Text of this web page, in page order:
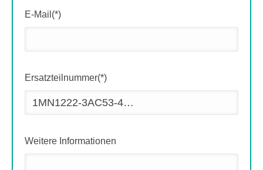
E-Mail(*)
Ersatzteilnummer(*)
Weitere Informationen